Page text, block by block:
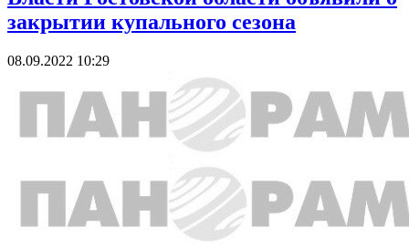
закрытии купального сезона
08.09.2022 10:29